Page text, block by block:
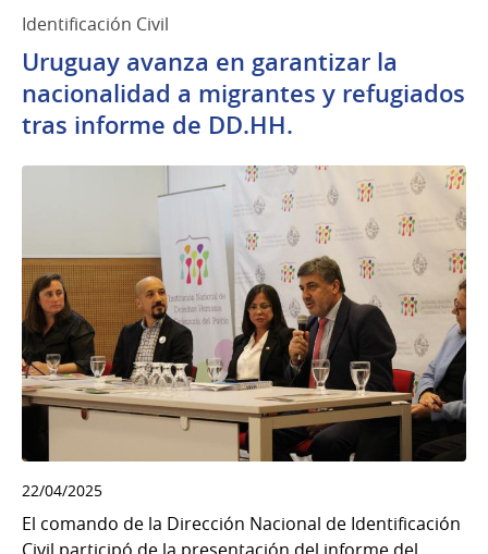
Identificación Civil
Uruguay avanza en garantizar la
nacionalidad a migrantes y refugiados
tras informe de DD.HH.
22/04/2025
El comando de la Dirección Nacional de Identificación